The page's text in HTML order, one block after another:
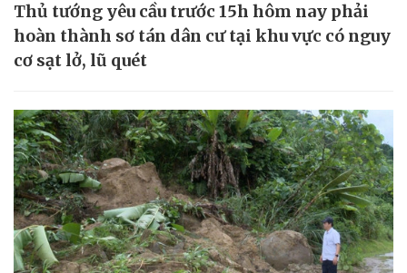
Thủ tướng yêu cầu trước 15h hôm nay phải
hoàn thành sơ tán dân cư tại khu vực có nguy
cơ sạt lở, lũ quét